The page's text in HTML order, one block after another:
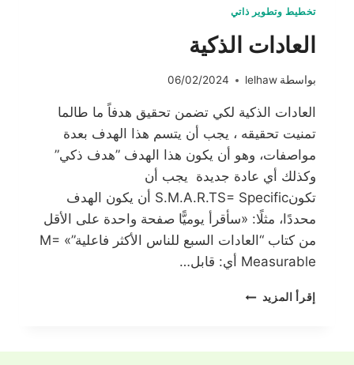
تخطيط وتطوير ذاتي
العادات الذكية
بواسطة lelhaw
06/02/2024
العادات الذكية لكي تضمن تحقيق هدفاً ما طالما
تمنيت تحقيقه ، يجب أن يتسم هذا الهدف بعدة
مواصفات، وهو أن يكون هذا الهدف ”هدف ذكي”
وكذلك أي عادة جديدة يجب أن
تكونS.M.A.R.TS= Specific أن يكون الهدف
محددًا، مثلًا: «سأقرأ يوميًّا صفحة واحدة على الأقل
من كتاب “العادات السبع للناس الأكثر فاعلية”» M=
Measurable أي: قابل…
إقرأ المزيد العادات